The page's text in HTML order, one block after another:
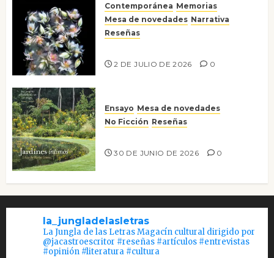
Contemporánea Memorias
Mesa de novedades Narrativa
Reseñas
2 DE JULIO DE 2026 0
Ensayo Mesa de novedades
No Ficción Reseñas
30 DE JUNIO DE 2026 0
la_jungladelasletras
La Jungla de las Letras Magacín cultural dirigido por
@jacastroescritor #reseñas #artículos #entrevistas
#opinión #literatura #cultura